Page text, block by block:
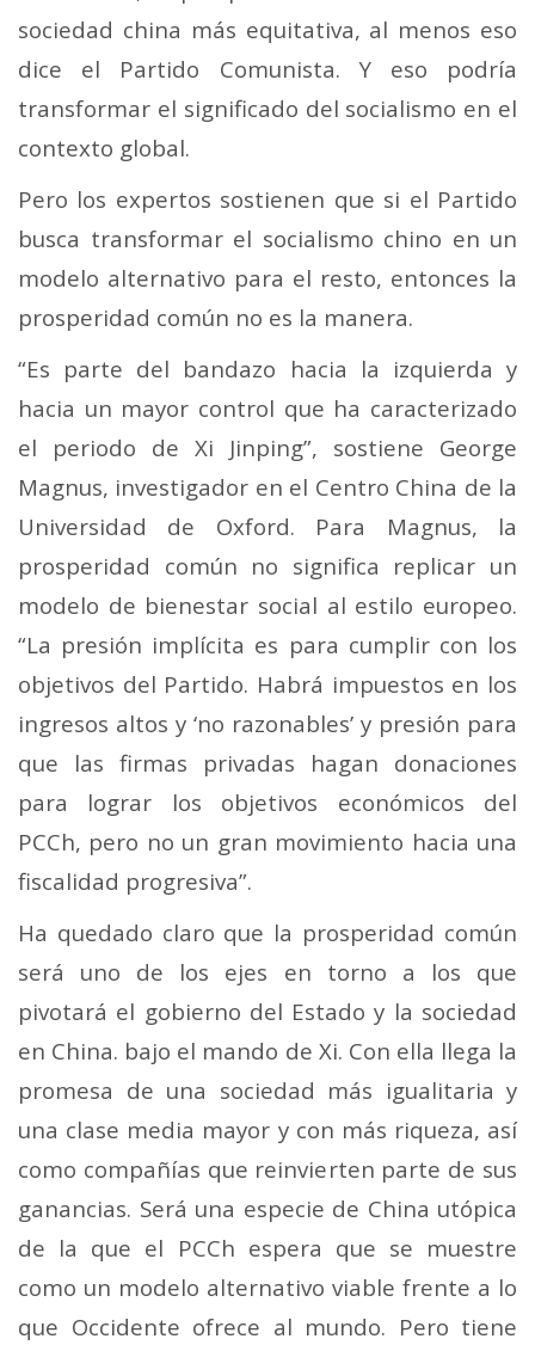
sociedad china más equitativa, al menos eso
dice el Partido Comunista. Y eso podría
transformar el significado del socialismo en el
contexto global.
Pero los expertos sostienen que si el Partido
busca transformar el socialismo chino en un
modelo alternativo para el resto, entonces la
prosperidad común no es la manera.
“Es parte del bandazo hacia la izquierda y
hacia un mayor control que ha caracterizado
el periodo de Xi Jinping”, sostiene George
Magnus, investigador en el Centro China de la
Universidad de Oxford. Para Magnus, la
prosperidad común no significa replicar un
modelo de bienestar social al estilo europeo.
“La presión implícita es para cumplir con los
objetivos del Partido. Habrá impuestos en los
ingresos altos y ‘no razonables’ y presión para
que las firmas privadas hagan donaciones
para lograr los objetivos económicos del
PCCh, pero no un gran movimiento hacia una
fiscalidad progresiva”.
Ha quedado claro que la prosperidad común
será uno de los ejes en torno a los que
pivotará el gobierno del Estado y la sociedad
en China. bajo el mando de Xi. Con ella llega la
promesa de una sociedad más igualitaria y
una clase media mayor y con más riqueza, así
como compañías que reinvierten parte de sus
ganancias. Será una especie de China utópica
de la que el PCCh espera que se muestre
como un modelo alternativo viable frente a lo
que Occidente ofrece al mundo. Pero tiene